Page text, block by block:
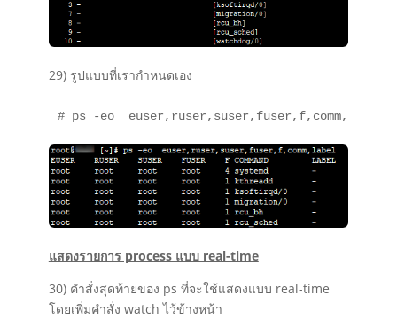
29) รูปแบบที่เรากำหนดเอง
# ps -eo  euser,ruser,suser,fuser,f,comm,label
แสดงรายการ process แบบ real-time
30) คำสั่งสุดท้ายของ ps ที่จะใช้แสดงแบบ real-time
โดยเพิ่มคำสั่ง watch ไว้ข้างหน้า